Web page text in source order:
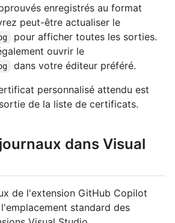
enregistrés au format
peut-être actualiser le
pour afficher toutes les sorties.
ouvrir le
dans votre éditeur préféré.
personnalisé attendu est
de la liste de certificats.
dans Visual
de l'extension GitHub Copilot
standard des